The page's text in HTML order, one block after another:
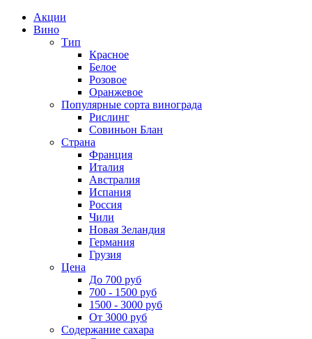
Акции
Вино
Тип
Красное
Белое
Розовое
Оранжевое
Популярные сорта винограда
Рислинг
Совиньон Блан
Страна
Франция
Италия
Австралия
Испания
Россия
Чили
Новая Зеландия
Германия
Грузия
Цена
До 700 руб
700 - 1500 руб
1500 - 3000 руб
От 3000 руб
Содержание сахара